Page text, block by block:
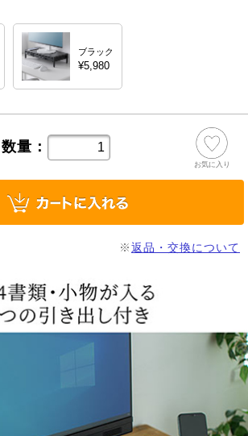
ブラック
¥5,980
数量：
お気に入り
※返品・交換について